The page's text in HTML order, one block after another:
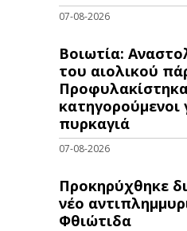
07-08-2026
Βοιωτία:
του αιολικού
κατηγορούμενοι
πυρκαγιά
07-08-2026
Προκηρύχθηκε
νέo
Φθιώτιδα